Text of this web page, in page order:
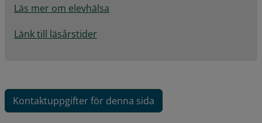
Läs mer om elevhälsa
Länk till läsårstider
Kontaktuppgifter för denna sida